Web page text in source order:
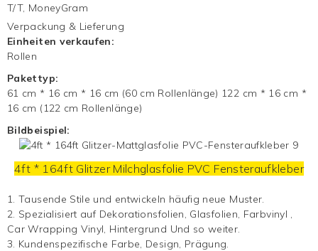
T/T, MoneyGram
Verpackung & Lieferung
Einheiten verkaufen:
Rollen
Pakettyp:
61 cm * 16 cm * 16 cm (60 cm Rollenlänge) 122 cm * 16 cm *
16 cm (122 cm Rollenlänge)
Bildbeispiel:
4ft * 164ft Glitzer Milchglasfolie PVC Fensteraufkleber
1. Tausende Stile und entwickeln häufig neue Muster.
2. Spezialisiert auf Dekorationsfolien, Glasfolien, Farbvinyl ,
Car Wrapping Vinyl, Hintergrund Und so weiter.
3. Kundenspezifische Farbe, Design, Prägung.